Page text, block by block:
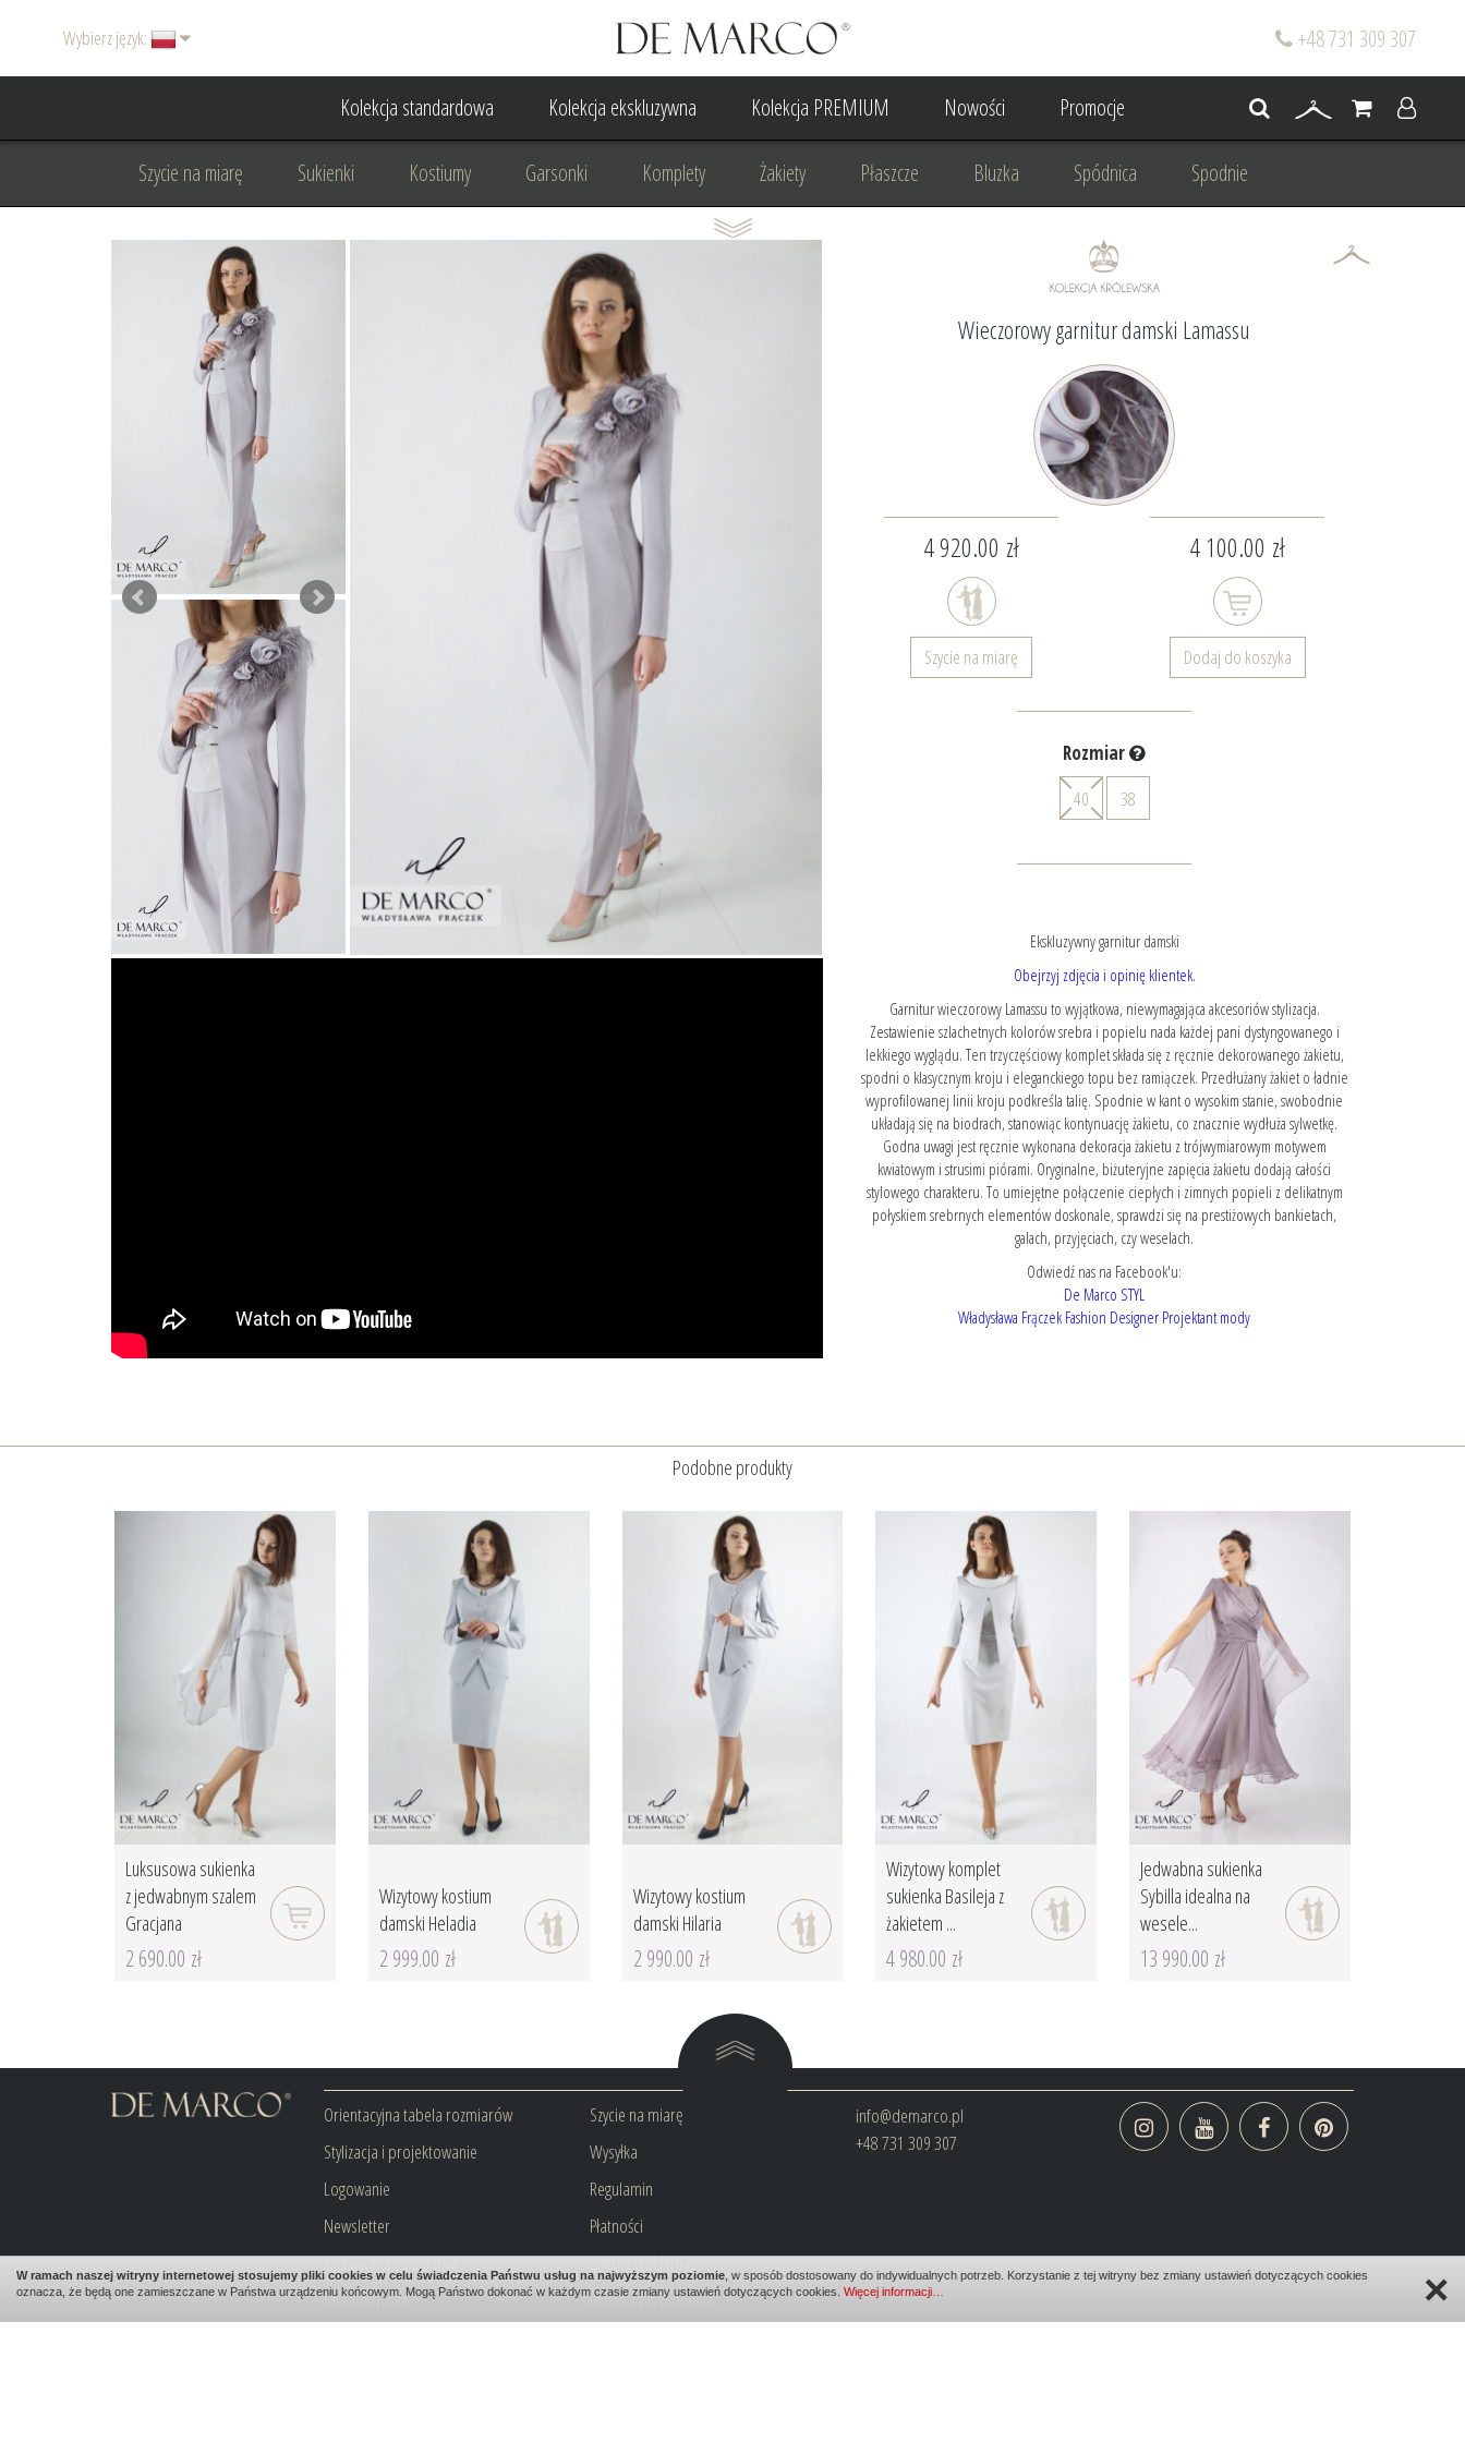
+48 731 309 307
Wybierz język:
Kolekcja standardowa Kolekcja ekskluzywna Kolekcja PREMIUM Nowości Promocje
Szycie na miarę Sukienki Kostiumy Garsonki Komplety Żakiety Płaszcze Bluzka Spódnica Spodnie
Basic Dodatki Garnitury damskie Suknia Wieczorowa Suknia Ślubna Dla mamy wesela
Odzież wizytowa Odzież biznesowa Projektowanie/ Stylizacja
Wieczorowy garnitur damski Lamassu
4 920.00 zł
Szycie na miarę
4 100.00 zł
Dodaj do koszyka
Rozmiar
40
38
Ekskluzywny garnitur damski
Obejrzyj zdjęcia i opinię klientek.
Garnitur wieczorowy Lamassu to wyjątkowa, niewymagająca akcesoriów stylizacja.
Zestawienie szlachetnych kolorów srebra i popielu nada każdej pani dystyngowanego i
lekkiego wyglądu. Ten trzyczęściowy komplet składa się z ręcznie dekorowanego żakietu,
spodni o klasycznym kroju i eleganckiego topu bez ramiączek. Przedłużany żakiet o ładnie
wyprofilowanej linii kroju podkreśla talię. Spodnie w kant o wysokim stanie, swobodnie
układają się na biodrach, stanowiąc kontynuację żakietu, co znacznie wydłuża sylwetkę.
Godna uwagi jest ręcznie wykonana dekoracja żakietu z trójwymiarowym motywem
kwiatowym i strusimi piórami. Oryginalne, biżuteryjne zapięcia żakietu dodają całości
stylowego charakteru. To umiejętne połączenie ciepłych i zimnych popieli z delikatnym
połyskiem srebrnych elementów doskonale, sprawdzi się na prestiżowych bankietach,
galach, przyjęciach, czy weselach.
Odwiedź nas na Facebook'u:
De Marco STYL
Władysława Frączek Fashion Designer Projektant mody
Podobne produkty
Luksusowa sukienka
z jedwabnym szalem
Gracjana
2 690.00 zł
Wizytowy kostium
damski Heladia
2 999.00 zł
Wizytowy kostium
damski Hilaria
2 990.00 zł
Wizytowy komplet
sukienka Basileja z
żakietem ...
4 980.00 zł
Jedwabna sukienka
Sybilla idealna na
wesele...
13 990.00 zł
Orientacyjna tabela rozmiarów
Stylizacja i projektowanie
Logowanie
Newsletter
Archiwum produktów
Metamorfoza
Szycie na miarę
Wysyłka
Regulamin
Płatności
Zwroty i reklamacje
Polityka prywatności
info@demarco.pl
+48 731 309 307
×
W ramach naszej witryny internetowej stosujemy pliki cookies w celu świadczenia Państwu usług na najwyższym poziomie , w sposób dostosowany do indywidualnych potrzeb. Korzystanie z tej witryny bez zmiany ustawień dotyczących cookies
oznacza, że będą one zamieszczane w Państwa urządzeniu końcowym. Mogą Państwo dokonać w każdym czasie zmiany ustawień dotyczących cookies. Więcej informacji…